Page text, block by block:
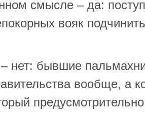
смысле – да:
вояк
нет: бывшие
вообще, а